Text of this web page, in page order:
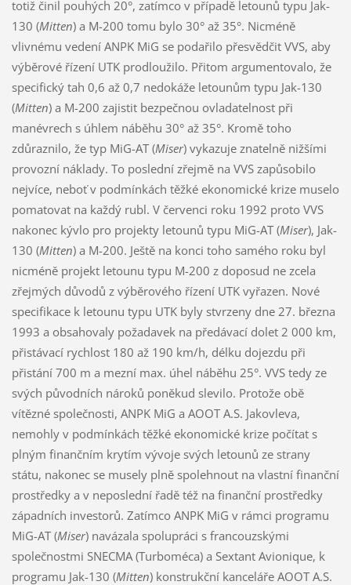
totiž činil pouhých 20°, zatímco v případě letounů typu Jak-
130 (Mitten) a M-200 tomu bylo 30° až 35°. Nicméně
vlivnému vedení ANPK MiG se podařilo přesvědčit VVS, aby
výběrové řízení UTK prodloužilo. Přitom argumentovalo, že
specifický tah 0,6 až 0,7 nedokáže letounům typu Jak-130
(Mitten) a M-200 zajistit bezpečnou ovladatelnost při
manévrech s úhlem náběhu 30° až 35°. Kromě toho
zdůraznilo, že typ MiG-AT (Miser) vykazuje znatelně nižšími
provozní náklady. To poslední zřejmě na VVS zapůsobilo
nejvíce, neboť v podmínkách těžké ekonomické krize muselo
pomatovat na každý rubl. V červenci roku 1992 proto VVS
nakonec kývlo pro projekty letounů typu MiG-AT (Miser), Jak-
130 (Mitten) a M-200. Ještě na konci toho samého roku byl
nicméně projekt letounu typu M-200 z doposud ne zcela
zřejmých důvodů z výběrového řízení UTK vyřazen. Nové
specifikace k letounu typu UTK byly stvrzeny dne 27. března
1993 a obsahovaly požadavek na předávací dolet 2 000 km,
přistávací rychlost 180 až 190 km/h, délku dojezdu při
přistání 700 m a mezní max. úhel náběhu 25°. VVS tedy ze
svých původních nároků poněkud slevilo. Protože obě
vítězné společnosti, ANPK MiG a AOOT A.S. Jakovleva,
nemohly v podmínkách těžké ekonomické krize počítat s
plným finančním krytím vývoje svých letounů ze strany
státu, nakonec se musely plně spolehnout na vlastní finanční
prostředky a v neposlední řadě též na finanční prostředky
západních investorů. Zatímco ANPK MiG v rámci programu
MiG-AT (Miser) navázala spolupráci s francouzskými
společnostmi SNECMA (Turboméca) a Sextant Avionique, k
programu Jak-130 (Mitten) konstrukční kanceláře AOOT A.S.